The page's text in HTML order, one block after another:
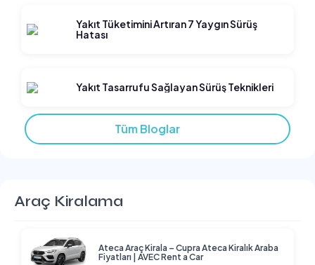
Yakıt Tüketimini Artıran 7 Yaygın Sürüş
Hatası
Yakıt Tasarrufu Sağlayan Sürüş Teknikleri
Tüm Bloglar
Araç Kiralama
Ateca Araç Kirala – Cupra Ateca Kiralık Araba
Fiyatları | AVEC Rent a Car